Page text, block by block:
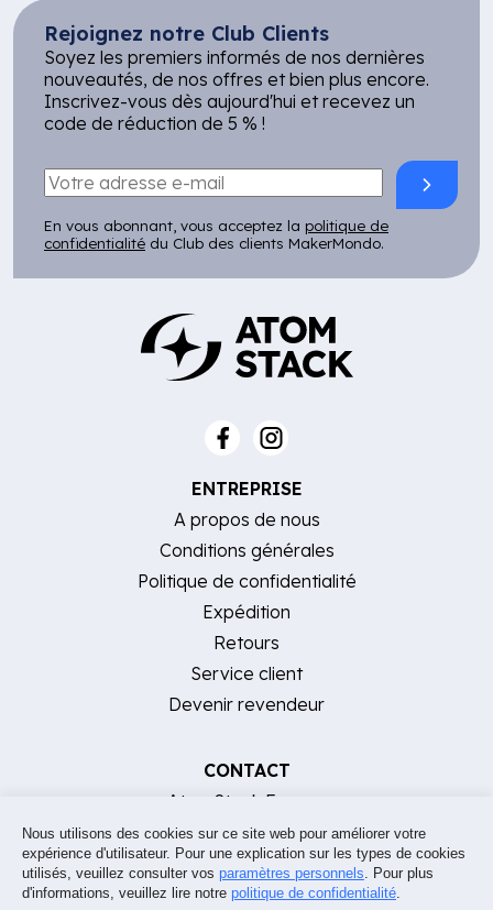
Rejoignez notre Club Clients
Soyez les premiers informés de nos dernières
nouveautés, de nos offres et bien plus encore.
Inscrivez-vous dès aujourd'hui et recevez un
code de réduction de 5 % !
En vous abonnant, vous acceptez la politique de
confidentialité du Club des clients MakerMondo.
ENTREPRISE
A propos de nous
Conditions générales
Politique de confidentialité
Expédition
Retours
Service client
Devenir revendeur
CONTACT
AtomStack Europe
[email protected]
Aide, FAQ et contact
Nous utilisons des cookies sur ce site web pour améliorer votre
expérience d'utilisateur. Pour une explication sur les types de cookies
utilisés, veuillez consulter vos paramètres personnels. Pour plus
d'informations, veuillez lire notre politique de confidentialité.